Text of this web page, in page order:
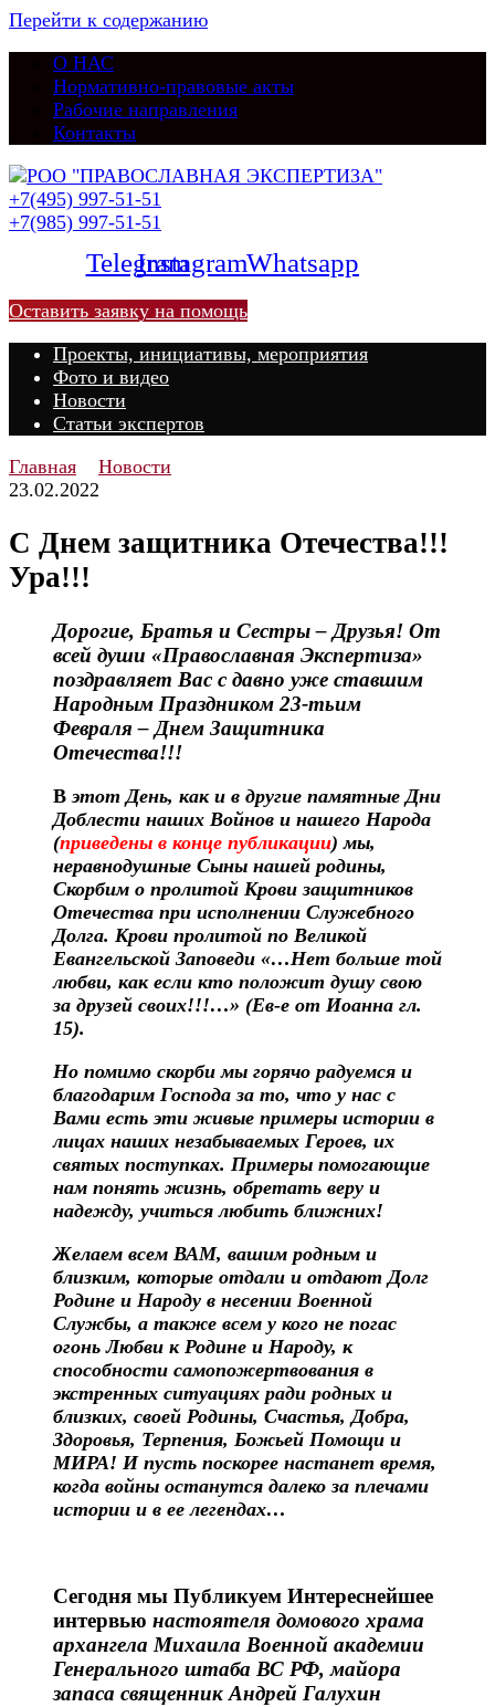
Перейти к содержанию
О НАС
Нормативно-правовые акты
Рабочие направления
Контакты
+7(495) 997-51-51
+7(985) 997-51-51
TelegramInstagramWhatsapp
Оставить заявку на помощь
Проекты, инициативы, мероприятия
Фото и видео
Новости
Статьи экспертов
Главная
Новости
23.02.2022
С Днем защитника Отечества!!!
Ура!!!
Дорогие, Братья и Сестры – Друзья! От
всей души «Православная Экспертиза»
поздравляет Вас с давно уже ставшим
Народным Праздником 23-тьим
Февраля – Днем Защитника
Отечества!!!
В этот День, как и в другие памятные Дни
Доблести наших Войнов и нашего Народа
(приведены в конце публикации) мы,
неравнодушные Сыны нашей родины,
Скорбим о пролитой Крови защитников
Отечества при исполнении Служебного
Долга. Крови пролитой по Великой
Евангельской Заповеди «…Нет больше той
любви, как если кто положит душу свою
за друзей своих!!!…» (Ев-е от Иоанна гл.
15).
Но помимо скорби мы горячо радуемся и
благодарим Господа за то, что у нас с
Вами есть эти живые примеры истории в
лицах наших незабываемых Героев, их
святых поступках. Примеры помогающие
нам понять жизнь, обретать веру и
надежду, учиться любить ближних!
Желаем всем ВАМ, вашим родным и
близким, которые отдали и отдают Долг
Родине и Народу в несении Военной
Службы, а также всем у кого не погас
огонь Любви к Родине и Народу, к
способности самопожертвования в
экстренных ситуациях ради родных и
близких, своей Родины, Счастья, Добра,
Здоровья, Терпения, Божьей Помощи и
МИРА! И пусть поскорее настанет время,
когда войны останутся далеко за плечами
истории и в ее легендах…
Сегодня мы Публикуем Интереснейшее
интервью настоятеля домового храма
архангела Михаила Военной академии
Генерального штаба ВС РФ, майора
запаса священник Андрей Галухин